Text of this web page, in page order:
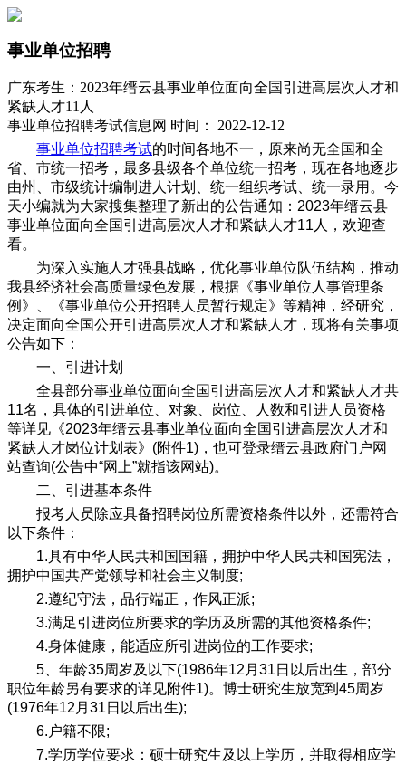
事业单位招聘
广东考生：2023年缙云县事业单位面向全国引进高层次人才和
紧缺人才11人
事业单位招聘考试信息网 时间： 2022-12-12
事业单位招聘考试的时间各地不一，原来尚无全国和全
省、市统一招考，最多县级各个单位统一招考，现在各地逐步
由州、市级统计编制进人计划、统一组织考试、统一录用。今
天小编就为大家搜集整理了新出的公告通知：2023年缙云县
事业单位面向全国引进高层次人才和紧缺人才11人，欢迎查
看。
为深入实施人才强县战略，优化事业单位队伍结构，推动
我县经济社会高质量绿色发展，根据《事业单位人事管理条
例》、《事业单位公开招聘人员暂行规定》等精神，经研究，
决定面向全国公开引进高层次人才和紧缺人才，现将有关事项
公告如下：
一、引进计划
全县部分事业单位面向全国引进高层次人才和紧缺人才共
11名，具体的引进单位、对象、岗位、人数和引进人员资格
等详见《2023年缙云县事业单位面向全国引进高层次人才和
紧缺人才岗位计划表》(附件1)，也可登录缙云县政府门户网
站查询(公告中“网上”就指该网站)。
二、引进基本条件
报考人员除应具备招聘岗位所需资格条件以外，还需符合
以下条件：
1.具有中华人民共和国国籍，拥护中华人民共和国宪法，
拥护中国共产党领导和社会主义制度;
2.遵纪守法，品行端正，作风正派;
3.满足引进岗位所要求的学历及所需的其他资格条件;
4.身体健康，能适应所引进岗位的工作要求;
5、年龄35周岁及以下(1986年12月31日以后出生，部分
职位年龄另有要求的详见附件1)。博士研究生放宽到45周岁
(1976年12月31日以后出生);
6.户籍不限;
7.学历学位要求：硕士研究生及以上学历，并取得相应学